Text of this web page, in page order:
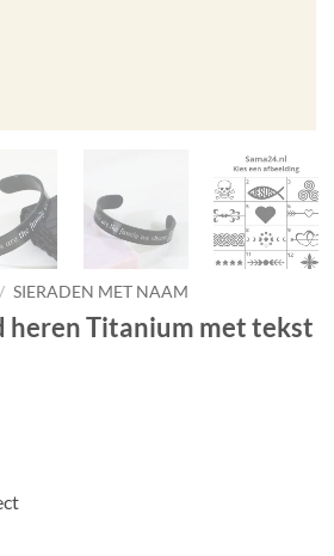
/ SIERADEN MET NAAM
heren Titanium met tekst